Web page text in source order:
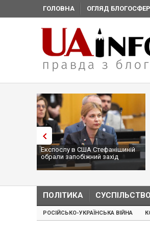
ГОЛОВНА ОГЛЯД
в США Стефанішиній
запобіжний захід
Трамп
сотні
ПОЛІТИКА СУСПІЛЬСТВО
РОСІЙСЬКО-УКРАЇНСЬКА ВІЙНА